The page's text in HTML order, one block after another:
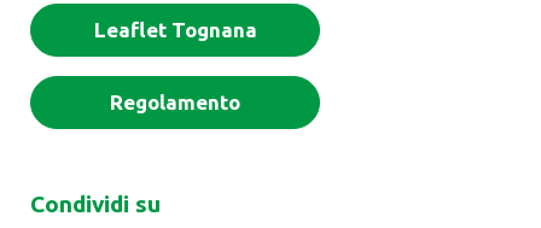
Leaflet Tognana
Regolamento
Condividi su